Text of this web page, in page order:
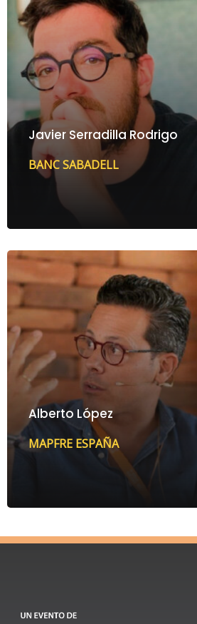
Javier Serradilla Rodrigo
BANC SABADELL
Alberto López
MAPFRE ESPAÑA